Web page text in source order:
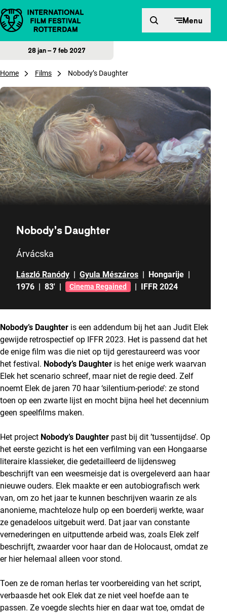
Direct naar inhoud Menu
28 jan – 7 feb 2027
Home Films Nobody’s Daughter
Nobody’s Daughter
Árvácska
László Ranódy | Gyula Mészáros | Hongarije |
1976 | 83' | Cinema Regained | IFFR 2024
Nobody’s Daughter is een addendum bij het aan Judit Elek
gewijde retrospectief op IFFR 2023. Het is passend dat het
de enige film was die niet op tijd gerestaureerd was voor
het festival. Nobody’s Daughter is het enige werk waarvan
Elek het scenario schreef, maar niet de regie deed. Zelf
noemt Elek de jaren 70 haar ‘silentium-periode’: ze stond
toen op een zwarte lijst en mocht bijna heel het decennium
geen speelfilms maken.
Het project Nobody’s Daughter past bij dit ’tussentijdse’. Op
het eerste gezicht is het een verfilming van een Hongaarse
literaire klassieker, die gedetailleerd de lijdensweg
beschrijft van een weesmeisje dat is overgeleverd aan haar
nieuwe ouders. Elek maakte er een autobiografisch werk
van, om zo het jaar te kunnen beschrijven waarin ze als
anonieme, machteloze hulp op een boerderij werkte, waar
ze genadeloos uitgebuit werd. Dat jaar van constante
vernederingen en uitputtende arbeid was, zoals Elek zelf
beschrijft, zwaarder voor haar dan de Holocaust, omdat ze
er hier helemaal alleen voor stond.
Toen ze de roman herlas ter voorbereiding van het script,
verbaasde het ook Elek dat ze niet veel hoefde aan te
passen. Ze voegde slechts hier en daar wat toe, omdat de